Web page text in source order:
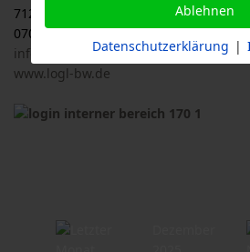
71263 Weil der Stadt
07033 / 69 23 902
info@logl-bw.de
www.logl-bw.de
Ablehnen
Datenschutzerklärung |